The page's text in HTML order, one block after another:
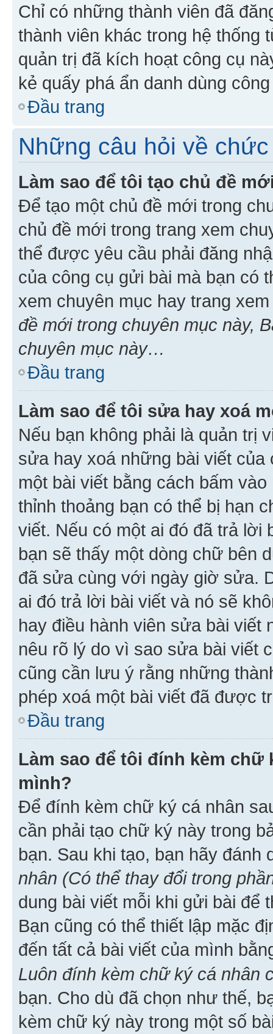
Chỉ có những thành viên đã
thành viên khác trong hệ thống
quản trị đã kích hoạt công cụ
kẻ quấy phá ẩn danh dùng
Đầu trang
Những câu hỏi về
Làm sao để tôi tạo chủ đề
Để tạo một chủ đề mới trong
chủ đề mới trong trang xem
thể được yêu cầu phải đăng
của công cụ gửi bài mà bạn có
xem chuyên mục hay trang
đề mới trong chuyên mục này,
chuyên mục này…
Đầu trang
Làm sao để tôi sửa hay xoá
Nếu bạn không phải là quản trị
sửa hay xoá những bài viết
một bài viết bằng cách bấm
thỉnh thoảng bạn có thể bị hạn
viết. Nếu có một ai đó đã trả lời
bạn sẽ thấy một dòng chữ bên
đã sửa cùng với ngày giờ sửa.
ai đó trả lời bài viết và nó sẽ
hay điều hành viên sửa bài viết
nêu rõ lý do vì sao sửa bài viết
cũng cần lưu ý rằng những
phép xoá một bài viết đã được
Đầu trang
Làm sao để tôi đính kèm chữ
mình?
Để đính kèm chữ ký cá nhân
cần phải tạo chữ ký này trong
bạn. Sau khi tạo, bạn hãy
nhân (Có thể thay đổi trong
dung bài viết mỗi khi gửi bài để
Bạn cũng có thể thiết lập mặc
đến tất cả bài viết của mình
Luôn đính kèm chữ ký cá nhân
bạn. Cho dù đã chọn như thế,
kèm chữ ký này trong một số